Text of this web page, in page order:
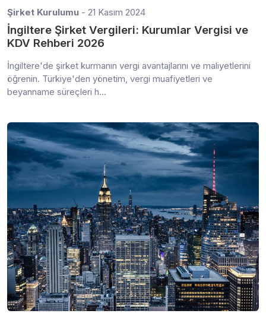
Şirket Kurulumu - 21 Kasım 2024
İngiltere Şirket Vergileri: Kurumlar Vergisi ve
KDV Rehberi 2026
İngiltere'de şirket kurmanın vergi avantajlarını ve maliyetlerini
öğrenin. Türkiye'den yönetim, vergi muafiyetleri ve
beyanname süreçleri h...